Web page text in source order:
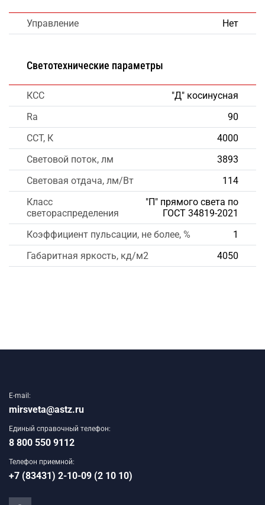
Управление Нет
Светотехнические параметры
КСС
"Д" косинусная
Ra
90
CCT, К
4000
Световой поток, лм
3893
Световая отдача, лм/Вт
114
Класс
светораспределения
"П" прямого света по
ГОСТ 34819-2021
Коэффициент пульсации, не более, %
1
Габаритная яркость, кд/м2
4050
E-mail:
mirsveta@astz.ru
Единый справочный телефон:
8 800 550 9112
Телефон приемной:
+7 (83431) 2-10-09 (2 10 10)